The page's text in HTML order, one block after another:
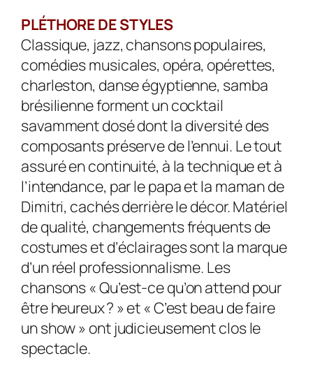
PLÉTHORE DE STYLES
Classique, jazz, chansons populaires,
comédies musicales, opéra, opérettes,
charleston, danse égyptienne, samba
brésilienne forment un cocktail
savamment dosé dont la diversité des
composants préserve de l’ennui. Le tout
assuré en continuité, à la technique et à
l’intendance, par le papa et la maman de
Dimitri, cachés derrière le décor. Matériel
de qualité, changements fréquents de
costumes et d’éclairages sont la marque
d’un réel professionnalisme. Les
chansons « Qu’est-ce qu’on attend pour
être heureux ? » et « C’est beau de faire
un show » ont judicieusement clos le
spectacle.